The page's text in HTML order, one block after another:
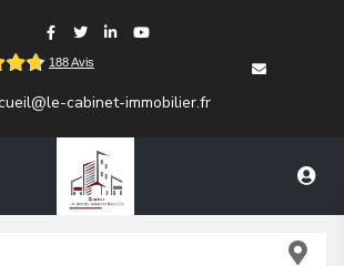
cabinet-immobilier.fr